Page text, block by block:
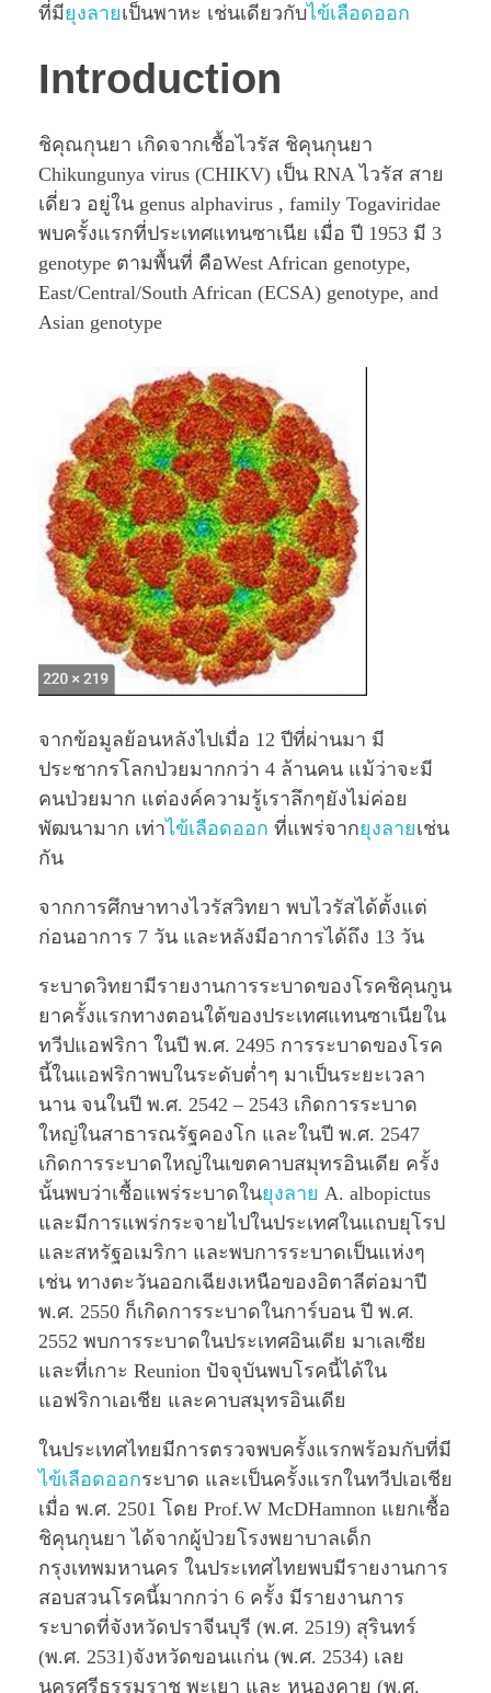
ที่มียุงลายเป็นพาหะ เช่นเดียวกับไข้เลือดออก
Introduction
ชิคุณกุนยา เกิดจากเชื้อไวรัส ชิคุนกุนยา
Chikungunya virus (CHIKV) เป็น RNA ไวรัส สาย
เดี่ยว อยู่ใน genus alphavirus , family Togaviridae
พบครั้งแรกที่ประเทศแทนซาเนีย เมื่อ ปี 1953 มี 3
genotype ตามพื้นที่ คือWest African genotype,
East/Central/South African (ECSA) genotype, and
Asian genotype
จากข้อมูลย้อนหลังไปเมื่อ 12 ปีที่ผ่านมา มี
ประชากรโลกป่วยมากกว่า 4 ล้านคน แม้ว่าจะมี
คนป่วยมาก แต่องค์ความรู้เราลึกๆยังไม่ค่อย
พัฒนามาก เท่าไข้เลือดออก ที่แพร่จากยุงลายเช่น
กัน
จากการศึกษาทางไวรัสวิทยา พบไวรัสได้ตั้งแต่
ก่อนอาการ 7 วัน และหลังมีอาการได้ถึง 13 วัน
ระบาดวิทยามีรายงานการระบาดของโรคชิคุนกูน
ยาครั้งแรกทางตอนใต้ของประเทศแทนซาเนียใน
ทวีปแอฟริกา ในปี พ.ศ. 2495 การระบาดของโรค
นี้ในแอฟริกาพบในระดับตํ่าๆ มาเป็นระยะเวลา
นาน จนในปี พ.ศ. 2542 – 2543 เกิดการระบาด
ใหญ่ในสาธารณรัฐคองโก และในปี พ.ศ. 2547
เกิดการระบาดใหญ่ในเขตคาบสมุทรอินเดีย ครั้ง
นั้นพบว่าเชื้อแพร่ระบาดในยุงลาย A. albopictus
และมีการแพร่กระจายไปในประเทศในแถบยุโรป
และสหรัฐอเมริกา และพบการระบาดเป็นแห่งๆ
เช่น ทางตะวันออกเฉียงเหนือของอิตาลีต่อมาปี
พ.ศ. 2550 ก็เกิดการระบาดในการ์บอน ปี พ.ศ.
2552 พบการระบาดในประเทศอินเดีย มาเลเซีย
และที่เกาะ Reunion ปัจจุบันพบโรคนี้ได้ใน
แอฟริกาเอเชีย และคาบสมุทรอินเดีย
ในประเทศไทยมีการตรวจพบครั้งแรกพร้อมกับที่มี
ไข้เลือดออกระบาด และเป็นครั้งแรกในทวีปเอเชีย
เมื่อ พ.ศ. 2501 โดย Prof.W McDHamnon แยกเชื้อ
ชิคุนกุนยา ได้จากผู้ป่วยโรงพยาบาลเด็ก
กรุงเทพมหานคร ในประเทศไทยพบมีรายงานการ
สอบสวนโรคนี้มากกว่า 6 ครั้ง มีรายงานการ
ระบาดที่จังหวัดปราจีนบุรี (พ.ศ. 2519) สุรินทร์
(พ.ศ. 2531)จังหวัดขอนแก่น (พ.ศ. 2534) เลย
นครศรีธรรมราช พะเยา และ หนองคาย (พ.ศ.